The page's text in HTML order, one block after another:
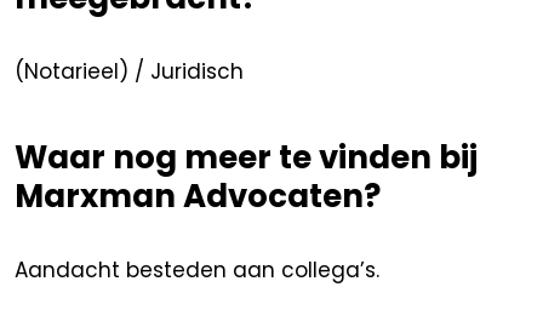
(Notarieel) / Juridisch
Waar nog meer te vinden bij
Marxman Advocaten?
Aandacht besteden aan collega’s.